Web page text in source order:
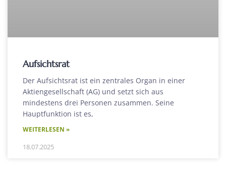
Aufsichtsrat
Der Aufsichtsrat ist ein zentrales Organ in einer
Aktiengesellschaft (AG) und setzt sich aus
mindestens drei Personen zusammen. Seine
Hauptfunktion ist es,
WEITERLESEN »
18.07.2025